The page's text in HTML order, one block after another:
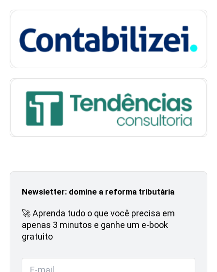
Newsletter: domine a reforma tributária
🚀 Aprenda tudo o que você precisa em
apenas 3 minutos e ganhe um e-book
gratuito